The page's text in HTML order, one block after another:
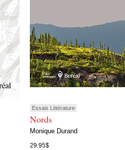
Essais Littérature
Nords
Monique Durand
29.95$